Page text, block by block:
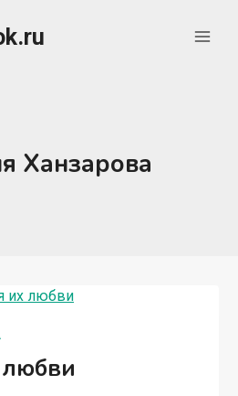
Ханзарова